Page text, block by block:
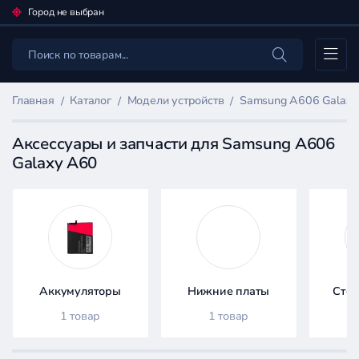
Город не выбран
Каталог
Главная Каталог Модели устройств Samsung A606
Аксессуары и запчасти для Samsung A606
Galaxy A60
Фильтр
товаров
Каталог
Аккумуляторы
1 товар
Нижние платы
1 товар